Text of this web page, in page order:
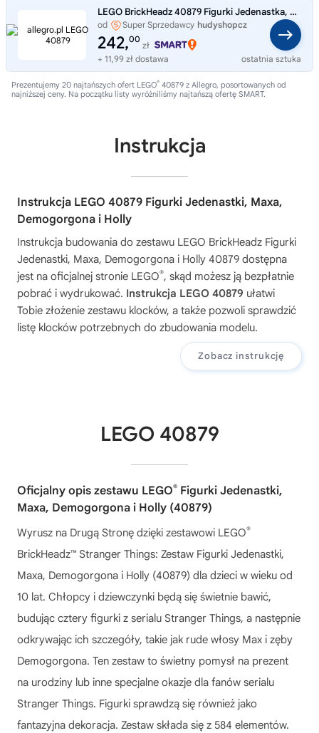
LEGO BrickHeadz 40879 Figurki Jedenastka, Max, Demogorgon i Holly
od Super Sprzedawcy hudyshopcz
242,00
zł
+ 11,99 zł dostawa
ostatnia sztuka
Prezentujemy 20 najtańszych ofert LEGO® 40879 z Allegro, posortowanych od
najniższej ceny. Na początku listy wyróżniliśmy najtańszą ofertę SMART.
Instrukcja
Instrukcja LEGO 40879 Figurki Jedenastki, Maxa,
Demogorgona i Holly
Instrukcja budowania do zestawu LEGO BrickHeadz Figurki
Jedenastki, Maxa, Demogorgona i Holly 40879 dostępna
jest na oficjalnej stronie LEGO®, skąd możesz ją bezpłatnie
pobrać i wydrukować. Instrukcja LEGO 40879 ułatwi
Tobie złożenie zestawu klocków, a także pozwoli sprawdzić
listę klocków potrzebnych do zbudowania modelu.
Zobacz instrukcję
LEGO 40879
Oficjalny opis zestawu LEGO® Figurki Jedenastki,
Maxa, Demogorgona i Holly (40879)
Wyrusz na Drugą Stronę dzięki zestawowi LEGO®
BrickHeadz™ Stranger Things: Zestaw Figurki Jedenastki,
Maxa, Demogorgona i Holly (40879) dla dzieci w wieku od
10 lat. Chłopcy i dziewczynki będą się świetnie bawić,
budując cztery figurki z serialu Stranger Things, a następnie
odkrywając ich szczegóły, takie jak rude włosy Max i zęby
Demogorgona. Ten zestaw to świetny pomysł na prezent
na urodziny lub inne specjalne okazje dla fanów serialu
Stranger Things. Figurki sprawdzą się również jako
fantazyjna dekoracja. Zestaw składa się z 584 elementów.